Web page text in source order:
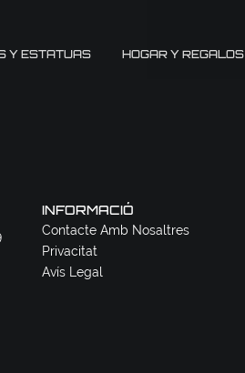
Y ESTATUAS HOGAR Y REGALOS
INFORMACIÓ
Contacte Amb Nosaltres
Privacitat
Avís Legal